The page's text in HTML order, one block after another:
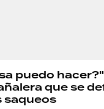
puedo
que se
saqueos